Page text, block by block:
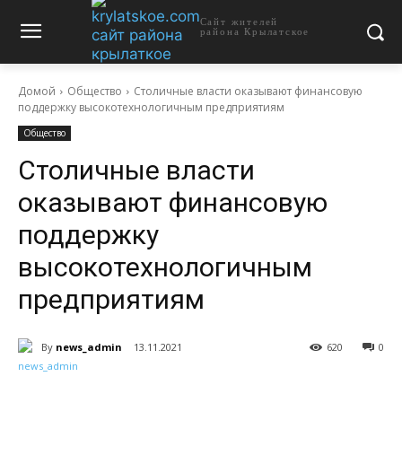
Сайт жителей
района Крылатское
Домой Общество
Столичные власти оказывают финансовую
поддержку высокотехнологичным предприятиям
Общество
Столичные власти
оказывают финансовую
поддержку
высокотехнологичным
предприятиям
By news_admin 13.11.2021 0
620